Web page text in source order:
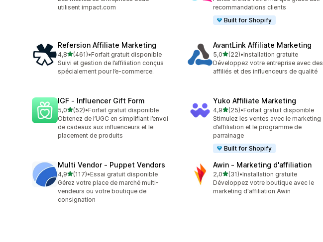
utilisent impact.com
recommandations clients
Built for Shopify
Refersion Affiliate Marketing
4,8étoile(s) sur 5
(461)
461 avis au total
•Forfait gratuit disponible
Suivi et gestion de l’affiliation conçus
spécialement pour l’e-commerce.
AvantLink Affiliate Marketing
5,0étoile(s) sur 5
(22)
22 avis au total
•Installation gratuite
Développez votre entreprise avec des
affiliés et des influenceurs de qualité
IGF ‑ Influencer Gift Form
5,0étoile(s) sur 5
(52)
52 avis au total
•Forfait gratuit disponible
Obtenez de l’UGC en simplifiant l’envoi
de cadeaux aux influenceurs et le
placement de produits
Yuko Affiliate Marketing
4,9étoile(s) sur 5
(25)
25 avis au total
•Forfait gratuit disponible
Stimulez les ventes avec le marketing
d’affiliation et le programme de
parrainage
Built for Shopify
Multi Vendor ‑ Puppet Vendors
4,9étoile(s) sur 5
(117)
117 avis au total
•Essai gratuit disponible
Gérez votre place de marché multi-
vendeurs ou votre boutique de
consignation
Awin ‑ Marketing d'affiliation
2,0étoile(s) sur 5
(31)
31 avis au total
•Installation gratuite
Développez votre boutique avec le
marketing d'affiliation Awin